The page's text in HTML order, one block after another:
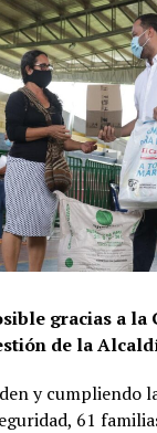
gracias a la
de la
y cumpliendo
61